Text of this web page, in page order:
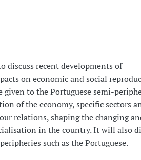
discuss recent developments of
on economic and social
to the Portuguese semi-
of the economy, specific sectors
relations, shaping the changing
in the country. It will also
such as the Portuguese.